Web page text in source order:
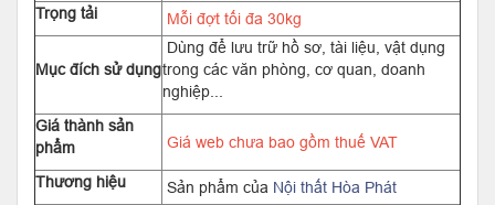
Trọng tải
Mỗi đợt tối đa 30kg
Mục đích sử dụng
Dùng để lưu trữ hồ sơ, tài liệu, vật dụng
trong các văn phòng, cơ quan, doanh
nghiệp...
Giá thành sản
phẩm
Giá web chưa bao gồm thuế VAT
Thương hiệu Sản phẩm của Nội thất Hòa Phát